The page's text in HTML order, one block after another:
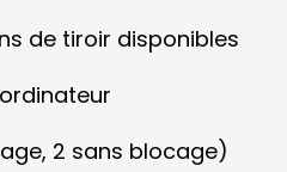
de tiroir disponibles
2 sans blocage)